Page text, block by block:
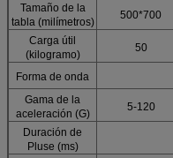
Tamaño de la
tabla (milímetros)
500*700
Carga útil
(kilogramo)
50
Forma de onda
Gama de la
aceleración (G)
5-120
Duración de
Pluse (ms)